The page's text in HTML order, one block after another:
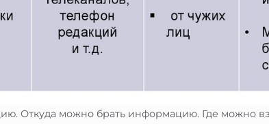
Откуда можно брать информацию. Где можно